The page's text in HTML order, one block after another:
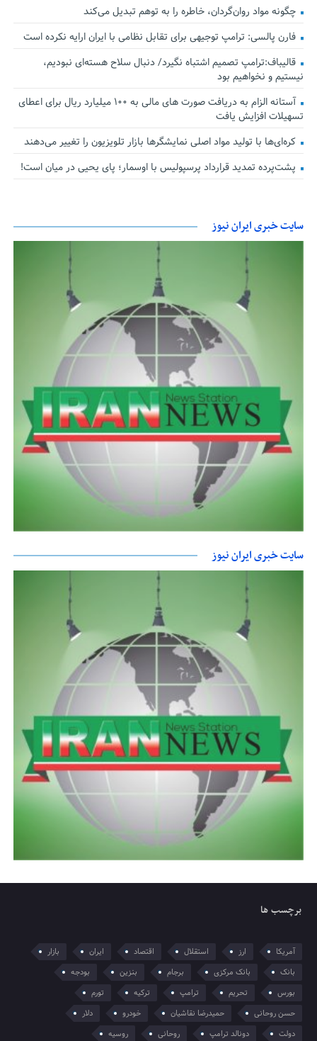
چگونه مواد روان‌گردان، خاطره را به توهم تبدیل می‌کند
فارن پالسی: ترامپ توجیهی برای تقابل نظامی با ایران ارایه نکرده است
قالیباف:ترامپ تصمیم اشتباه نگیرد/ دنبال سلاح هسته‌ای نبودیم،
نیستیم و نخواهیم بود
آستانه الزام به دریافت صورت های مالی به ۱۰۰ میلیارد ریال برای اعطای
تسهیلات افزایش یافت
کره‌ای‌ها با تولید مواد اصلی نمایشگرها بازار تلویزیون را تغییر می‌دهند
پشت‌پرده تمدید قرارداد پرسپولیس با اوسمار؛ پای یحیی در میان است!
سایت خبری ایران نیوز
سایت خبری ایران نیوز
برچسب ها
آمریکا ارز استقلال اقتصاد ایران
بازار
بانک
بانک مرکزی برجام بنزین
بودجه
بورس
تحریم ترامپ ترکیه
تورم
حسن روحانی
حمیدرضا نقاشیان خودرو
دلار
دولت
دونالد ترامپ روحانی روسیه